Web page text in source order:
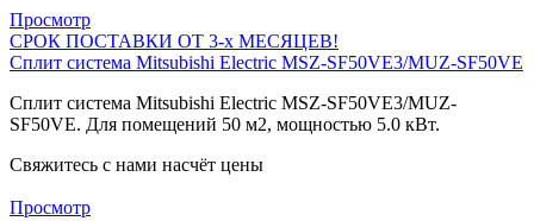
Просмотр
СРОК ПОСТАВКИ ОТ 3-х МЕСЯЦЕВ!
Сплит система Mitsubishi Electric MSZ-SF50VE3/MUZ-SF50VE
Сплит система Mitsubishi Electric MSZ-SF50VE3/MUZ-
SF50VE. Для помещений 50 м2, мощностью 5.0 кВт.
Свяжитесь с нами насчёт цены
Просмотр